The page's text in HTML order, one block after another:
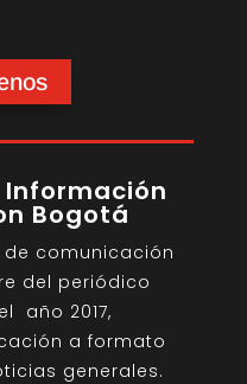
Información
Bogotá
de comunicación
del periódico
año 2017,
a formato
generales.